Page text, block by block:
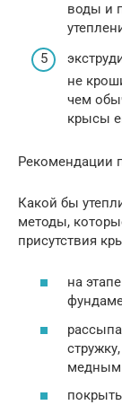
воды и
не
чем
крысы
Рекомендации
Какой бы
методы,
присутствия
на
медным